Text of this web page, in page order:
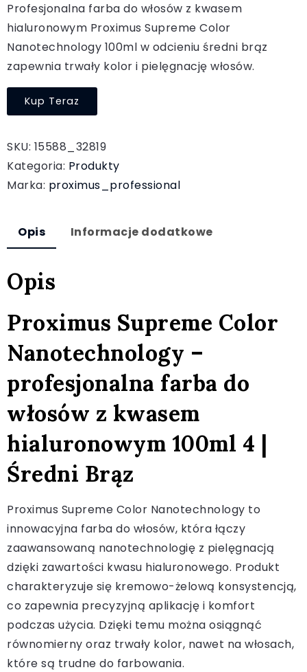
Profesjonalna farba do włosów z kwasem
hialuronowym Proximus Supreme Color
Nanotechnology 100ml w odcieniu średni brąz
zapewnia trwały kolor i pielęgnację włosów.
Kup Teraz
SKU: 15588_32819
Kategoria: Produkty
Marka: proximus_professional
Opis Informacje dodatkowe
Opis
Proximus Supreme Color
Nanotechnology –
profesjonalna farba do
włosów z kwasem
hialuronowym 100ml 4 |
Średni Brąz
Proximus Supreme Color Nanotechnology to
innowacyjna farba do włosów, która łączy
zaawansowaną nanotechnologię z pielęgnacją
dzięki zawartości kwasu hialuronowego. Produkt
charakteryzuje się kremowo-żelową konsystencją,
co zapewnia precyzyjną aplikację i komfort
podczas użycia. Dzięki temu można osiągnąć
równomierny oraz trwały kolor, nawet na włosach,
które są trudne do farbowania.